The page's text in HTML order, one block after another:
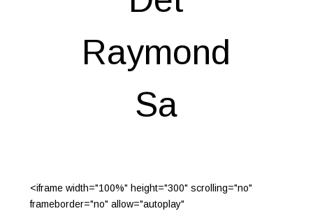
Raymond
Sa
<iframe width="100%" height="300" scrolling="no"
frameborder="no" allow="autoplay"